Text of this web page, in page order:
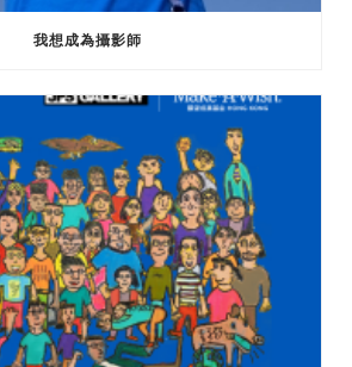
我想成為攝影師